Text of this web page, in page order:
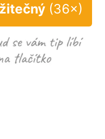
(36×)